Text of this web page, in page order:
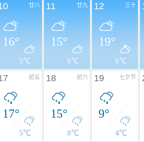
廿八
16°
5℃
廿九
11
15°
6℃
三十
12
19°
6℃
初五
17°
5℃
初六
18
15°
8℃
七夕节
19
9°
4℃